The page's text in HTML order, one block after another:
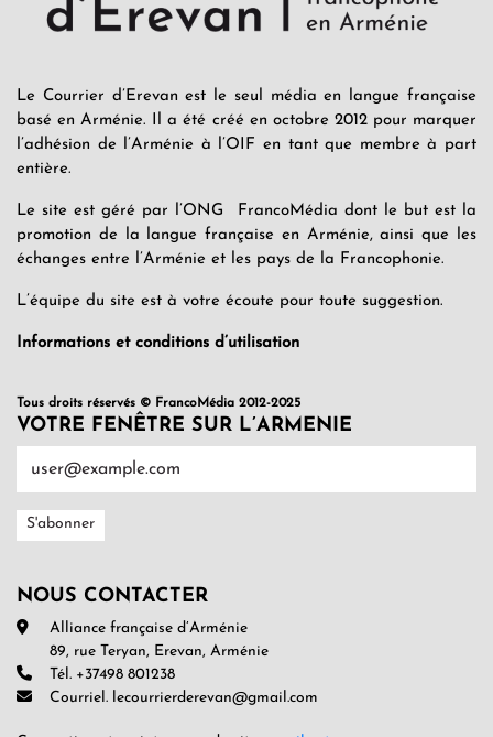
Le Courrier d’Erevan est le seul média en langue française
basé en Arménie. Il a été créé en octobre 2012 pour marquer
l’adhésion de l’Arménie à l’OIF en tant que membre à part
entière.
Le site est géré par l’ONG FrancoMédia dont le but est la
promotion de la langue française en Arménie, ainsi que les
échanges entre l’Arménie et les pays de la Francophonie.
L’équipe du site est à votre écoute pour toute suggestion.
Informations et conditions d’utilisation
Tous droits réservés © FrancoMédia 2012-2025
VOTRE FENÊTRE SUR L’ARMENIE
NOUS CONTACTER
Alliance française d’Arménie
89, rue Teryan, Erevan, Arménie
Tél. +37498 801238
Courriel. lecourrierderevan@gmail.com